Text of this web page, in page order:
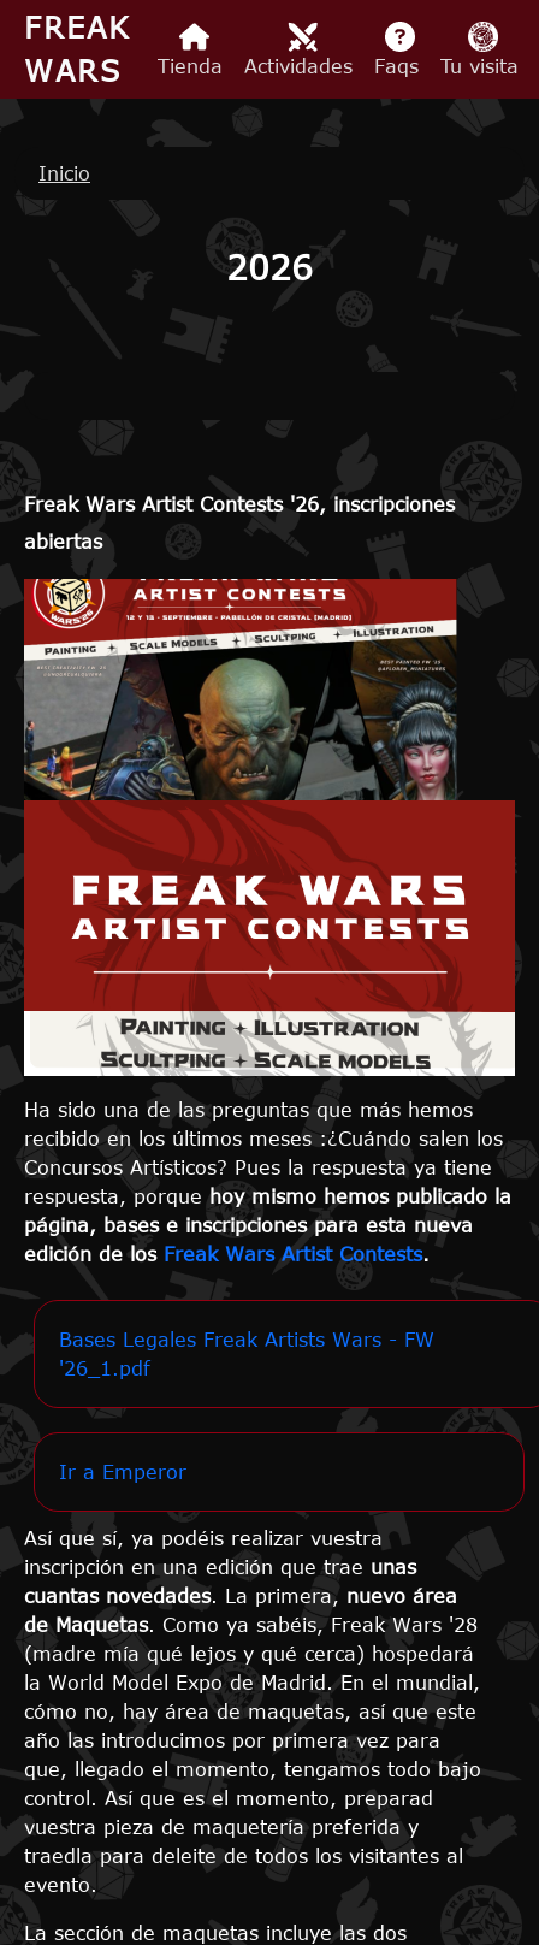
Pasar al contenido principal
FREAK
WARS
Tienda Actividades Faqs Tu visita
Ruta de navegación
Inicio
2026
Freak Wars Artist Contests '26, inscripciones
abiertas
Ha sido una de las preguntas que más hemos
recibido en los últimos meses :¿Cuándo salen los
Concursos Artísticos? Pues la respuesta ya tiene
respuesta, porque hoy mismo hemos publicado la
página, bases e inscripciones para esta nueva
edición de los Freak Wars Artist Contests.
Bases Legales Freak Artists Wars - FW
'26_1.pdf
Ir a Emperor
Así que sí, ya podéis realizar vuestra
inscripción en una edición que trae unas
cuantas novedades. La primera, nuevo área
de Maquetas. Como ya sabéis, Freak Wars '28
(madre mía qué lejos y qué cerca) hospedará
la World Model Expo de Madrid. En el mundial,
cómo no, hay área de maquetas, así que este
año las introducimos por primera vez para
que, llegado el momento, tengamos todo bajo
control. Así que es el momento, preparad
vuestra pieza de maquetería preferida y
traedla para deleite de todos los visitantes al
evento.
La sección de maquetas incluye las dos